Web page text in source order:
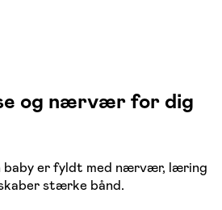
og nærvær for dig
baby er fyldt med nærvær, læring
stærke bånd.